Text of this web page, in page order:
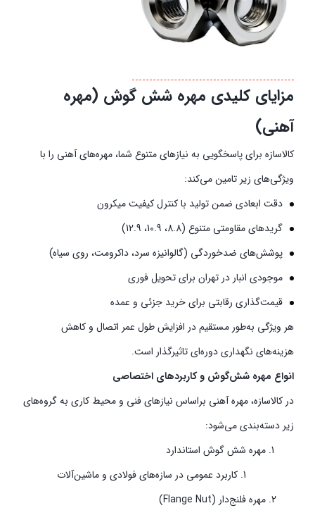
مزایای کلیدی مهره شش گوش (مهره
آهنی)
کالاسازه برای پاسخگویی به نیازهای متنوع شما، مهره‌های آهنی را با
ویژگی‌های زیر تامین می‌کند:
دقت ابعادی ضمن تولید با کنترل کیفیت میکرون
گریدهای مقاومتی متنوع (8.8، 10.9، 12.9)
پوشش‌های ضدخوردگی (گالوانیزه سرد، داکرومت، روی سیاه)
موجودی انبار در تهران برای تحویل فوری
قیمت‌گذاری رقابتی برای خرید جزئی و عمده
هر ویژگی به‌طور مستقیم در افزایش طول عمر اتصال و کاهش
هزینه‌های نگهداری دوره‌ای تاثیرگذار است.
انواع مهره شش‌گوش و کاربردهای اختصاصی
در کالاسازه، مهره آهنی براساس نیازهای فنی و محیط کاری به گروه‌های
زیر دسته‌بندی می‌شود:
مهره شش‌ گوش استاندارد
کاربرد عمومی در سازه‌های فولادی و ماشین‌آلات
مهره فلنج‌دار (Flange Nut)